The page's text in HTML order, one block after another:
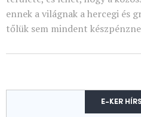
ennek a világnak a hercegi és
tőlük sem mindent
E-KER